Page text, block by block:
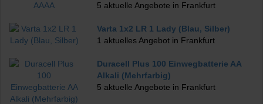
5 aktuelle Angebote in Frankfurt
Varta 1x2 LR 1 Lady (Blau, Silber)
1 aktuelles Angebot in Frankfurt
Duracell Plus 100 Einwegbatterie AA
Alkali (Mehrfarbig)
5 aktuelle Angebote in Frankfurt